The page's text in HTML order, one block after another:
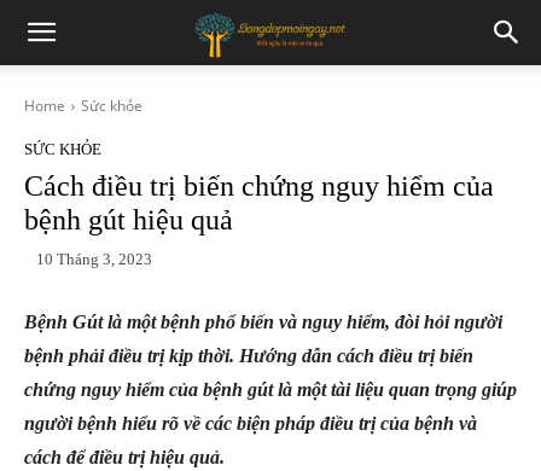
Home Sức khỏe
SỨC KHỎE
Cách điều trị biến chứng nguy hiểm của
bệnh gút hiệu quả
10 Tháng 3, 2023
Bệnh Gút là một bệnh phổ biến và nguy hiểm, đòi hỏi người
bệnh phải điều trị kịp thời. Hướng dẫn cách điều trị biến
chứng nguy hiểm của bệnh gút là một tài liệu quan trọng giúp
người bệnh hiểu rõ về các biện pháp điều trị của bệnh và
cách để điều trị hiệu quả.